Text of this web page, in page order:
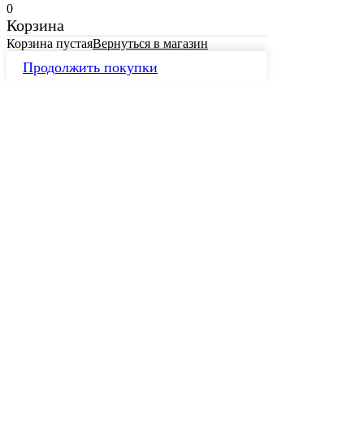
0
Корзина
Корзина пустаяВернуться в магазин
Продолжить покупки